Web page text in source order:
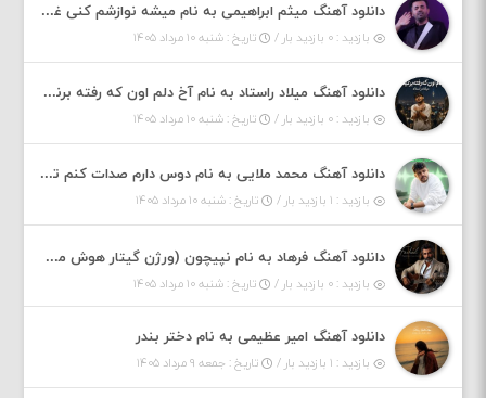
دانلود آهنگ میثم ابراهیمی به نام میشه نوازشم کنی غرق تو شم
بازدید : ۰ بازدید بار / تاریخ : شنبه ۱۰ مرداد ۱۴۰۵
دانلود آهنگ میلاد راستاد به نام آخ دلم اون که رفته برنمیگرده اون که رفته خیلی نامرده
بازدید : ۰ بازدید بار / تاریخ : شنبه ۱۰ مرداد ۱۴۰۵
دانلود آهنگ محمد ملایی به نام دوس دارم صدات کنم توهم بگی جونم نیمه پنهونم
بازدید : ۱ بازدید بار / تاریخ : شنبه ۱۰ مرداد ۱۴۰۵
دانلود آهنگ فرهاد به نام نپیچون (ورژن گیتار هوش مصنوعی)
بازدید : ۰ بازدید بار / تاریخ : شنبه ۱۰ مرداد ۱۴۰۵
دانلود آهنگ امیر عظیمی به نام دختر بندر
بازدید : ۱ بازدید بار / تاریخ : جمعه ۹ مرداد ۱۴۰۵